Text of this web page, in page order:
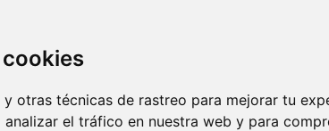
y otras técnicas de rastreo para mejorar tu
analizar el tráfico en nuestra web y para